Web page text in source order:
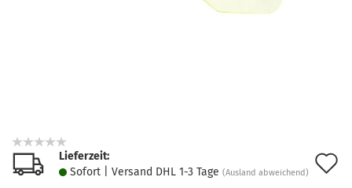
Lieferzeit:
Sofort | Versand DHL 1-3 Tage (Ausland abweichend)